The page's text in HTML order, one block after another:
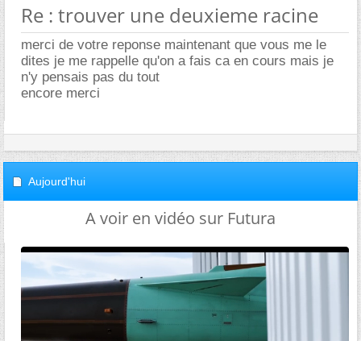
Re : trouver une deuxieme racine
merci de votre reponse maintenant que vous me le
dites je me rappelle qu'on a fais ca en cours mais je
n'y pensais pas du tout
encore merci
Aujourd'hui
A voir en vidéo sur Futura